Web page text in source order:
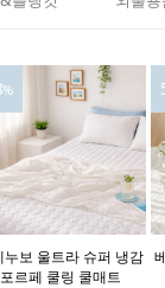
%
누보 울트라 슈퍼 냉감
포르페 쿨링 쿨매트